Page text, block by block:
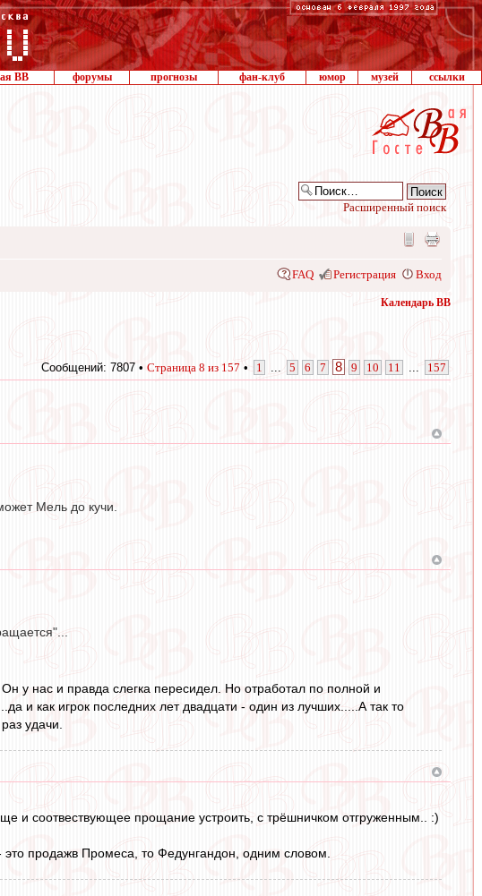
ВВ форумы прогнозы фан-клуб юмор музей ссылки
Расширенный поиск
FAQ Регистрация Вход
Календарь ВВ
Сообщений: 7807 • Страница 8 из 157 • 1 5 6 7 8 9 10 11 157
Мель до кучи.
у нас и правда слегка пересидел. Но отработал по полной и
и как игрок последних лет двадцати - один из лучших.....А так то
удачи.
и соотвествующее прощание устроить, с трёшничком отгруженным.. :)
это продажв Промеса, то Федунгандон, одним словом.